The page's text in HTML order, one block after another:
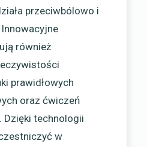
przeciwbólowo i
również
prawidłowych
oraz ćwiczeń
Dzięki technologii
w